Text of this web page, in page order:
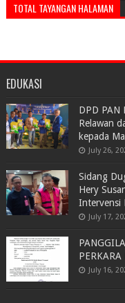
TOTAL TAYANGAN HALAMAN
EDUKASI
DPD PAN
Relawan
kepada
July 26,
Sidang
Hery
Intervensi
July 17,
July 16,